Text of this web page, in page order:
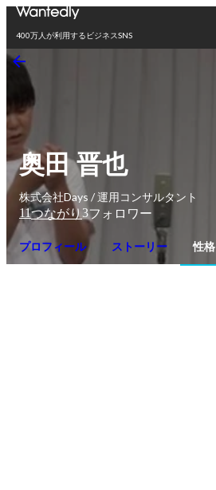
400万人が利用するビジネスSNS
奥田 晋也
株式会社Days / 運用コンサルタント
11つながり 3フォロワー
プロフィール ストーリー 性格